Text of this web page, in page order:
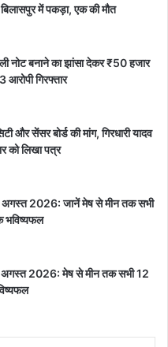
बिलासपुर में पकड़ा, एक की मौत
नोट बनाने का झांसा देकर ₹50 हजार
आरोपी गिरफ्तार
और सेंसर बोर्ड की मांग, गिरधारी यादव
को लिखा पत्र
2026: जानें मेष से मीन तक सभी
भविष्यफल
2026: मेष से मीन तक सभी 12